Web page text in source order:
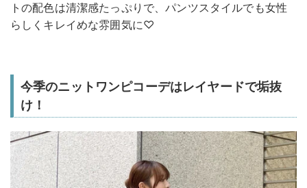
トの配色は清潔感たっぷりで、パンツスタイルでも女性
らしくキレイめな雰囲気に♡
今季のニットワンピコーデはレイヤードで垢抜
け！